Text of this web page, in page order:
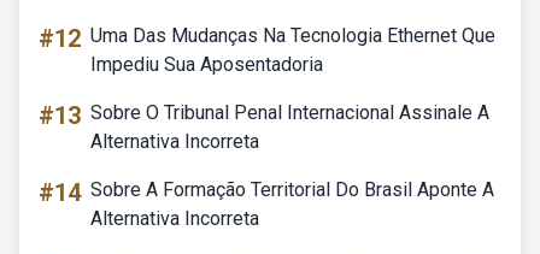
#12 Uma Das Mudanças Na Tecnologia Ethernet Que
Impediu Sua Aposentadoria
#13 Sobre O Tribunal Penal Internacional Assinale A
Alternativa Incorreta
#14 Sobre A Formação Territorial Do Brasil Aponte A
Alternativa Incorreta